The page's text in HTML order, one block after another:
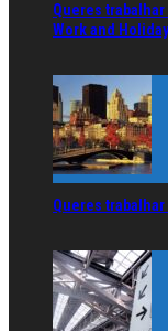
Queres
Work and
Queres